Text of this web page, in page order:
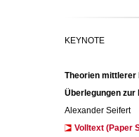
KEYNOTE
Theorien mittlerer
Überlegungen zur
Alexander Seifert
Volltext (Paper